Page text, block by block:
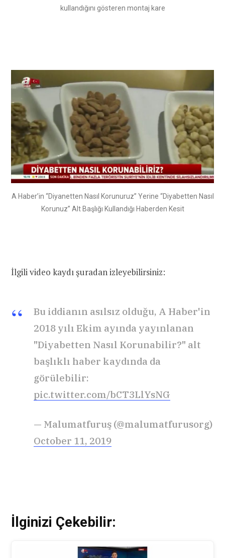
kullandığını gösteren montaj kare
A Haber’in “Diyanetten Nasıl Korunuruz” Yerine “Diyabetten Nasıl
Korunuz” Alt Başlığı Kullandığı Haberden Kesit
İlgili video kaydı şuradan izleyebilirsiniz:
Bu iddianın asılsız olduğu, A Haber'in
2018 yılı Ekim ayında yayınlanan
"Diyabetten Nasıl Korunabilir?" alt
başlıklı haber kaydında da
görülebilir:
pic.twitter.com/bCT3LlYsNG
— Malumatfuruş (@malumatfurusorg)
October 11, 2019
İlginizi Çekebilir: